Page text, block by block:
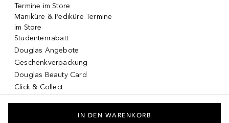
Termine im Store
Maniküre & Pediküre Termine
im Store
Studentenrabatt
Douglas Angebote
Geschenkverpackung
Douglas Beauty Card
Click & Collect
IN DEN WARENKORB